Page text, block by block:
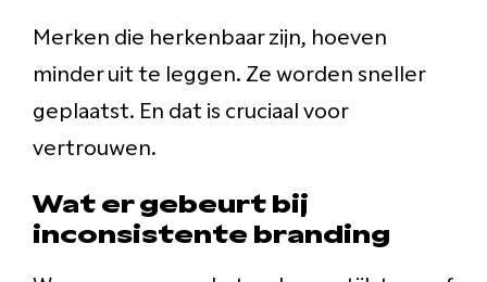
Merken die herkenbaar zijn, hoeven
minder uit te leggen. Ze worden sneller
geplaatst. En dat is cruciaal voor
vertrouwen.
Wat er gebeurt bij
inconsistente branding